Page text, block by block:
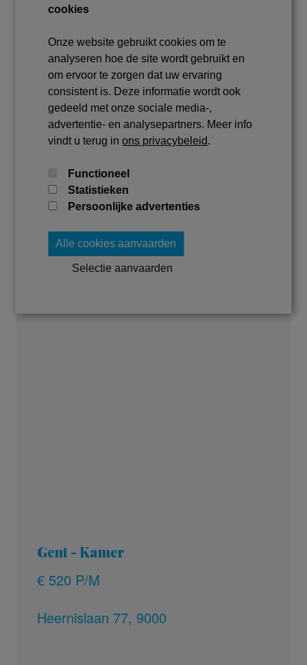
Ook interessant voor u?
Bekijk het volledige aanbod
Gent - Kamer
€ 520 P/M
Heernislaan 77, 9000
cookies
Onze website gebruikt cookies om te
analyseren hoe de site wordt gebruikt en
om ervoor te zorgen dat uw ervaring
consistent is. Deze informatie wordt ook
gedeeld met onze sociale media-,
advertentie- en analysepartners. Meer info
vindt u terug in ons privacybeleid.
Functioneel
Statistieken
Persoonlijke advertenties
Alle cookies aanvaarden
Selectie aanvaarden